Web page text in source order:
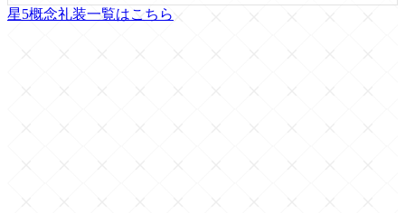
星5概念礼装一覧はこちら